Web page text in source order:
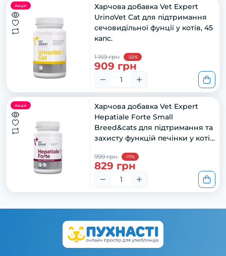
Акція
Харчова добавка Vet Expert
UrinoVet Cat для підтримання
сечовидільної фунції у котів, 45
капс.
1 169 грн -22%
909 грн
Акція
Харчова добавка Vet Expert
Hepatiale Forte Small
Breed&cats для підтримання та
захисту функцій печінки у котів
999 грн -17%
829 грн